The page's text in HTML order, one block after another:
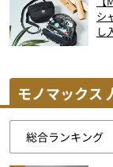
シ
し
モノマックス